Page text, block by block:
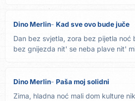
Dino Merlin Kad sve ovo bude juče
Dan bez svjetla, zora bez pijetla noć
bez gnijezda nit' se neba plave nit'
Dino Merlin Paša moj solidni
Zima, hladna noć mali dom kulture